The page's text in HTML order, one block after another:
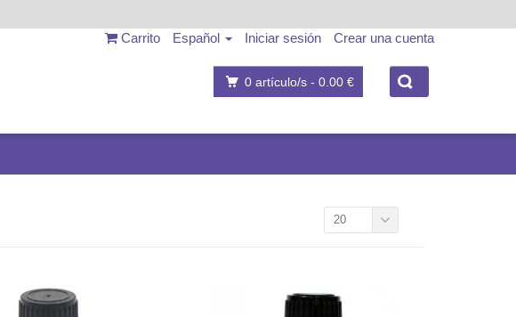
Carrito Español Iniciar sesión Crear una cuenta
0 artículo/s - 0.00 €
20